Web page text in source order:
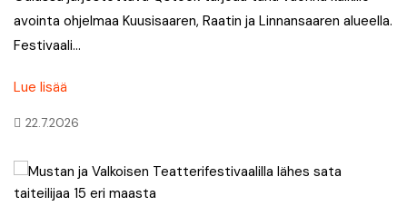
avointa ohjelmaa Kuusisaaren, Raatin ja Linnansaaren alueella.
Festivaali…
Lue lisää
22.7.2026